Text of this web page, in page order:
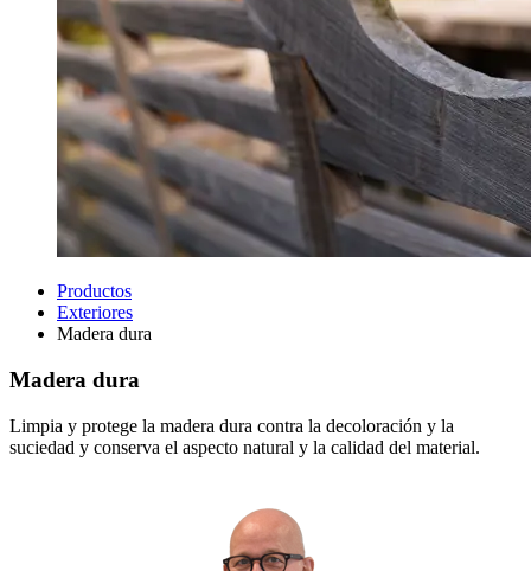
Productos
Exteriores
Madera dura
Madera dura
Limpia y protege la madera dura contra la decoloración y la
suciedad y conserva el aspecto natural y la calidad del material.